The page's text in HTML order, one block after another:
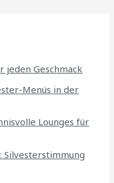
jeden Geschmack
Menüs in der
Lounges für
Silvesterstimmung